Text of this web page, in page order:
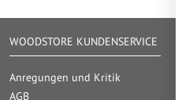
WOODSTORE KUNDENSERVICE
Anregungen und Kritik
AGB